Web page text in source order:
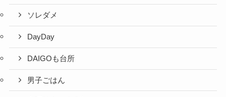
ソレダメ
DayDay
DAIGOも台所
男子ごはん